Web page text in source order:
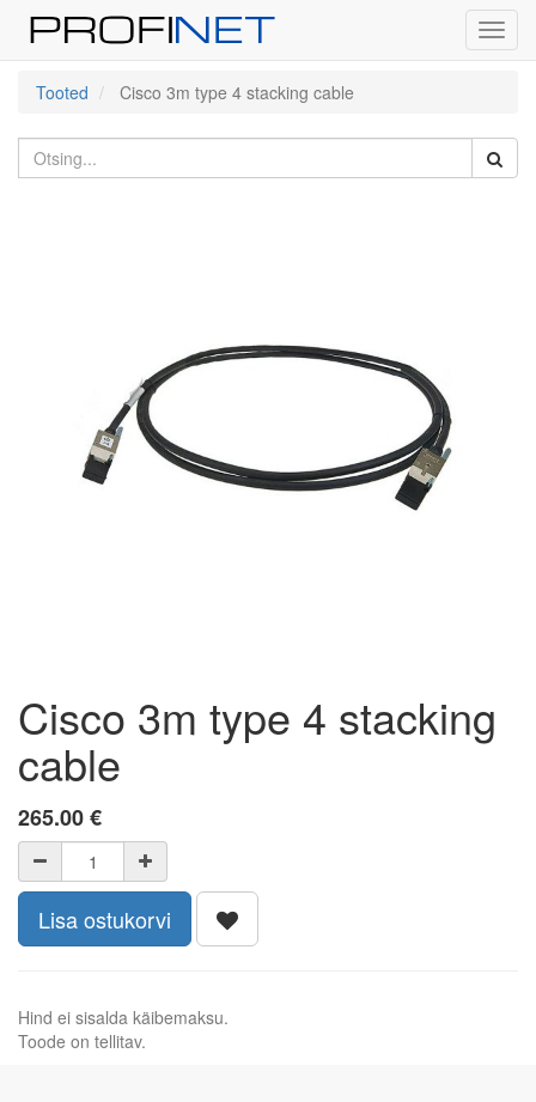
Tooted
Cisco 3m type 4 stacking cable
Cisco 3m type 4 stacking
cable
265.00€
Lisa ostukorvi
Hind ei sisalda käibemaksu.
Toode on tellitav.